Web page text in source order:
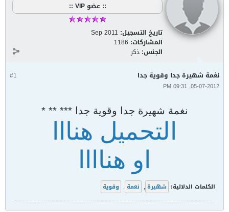
:: عضو VIP ::
تاريخ التسجيل: Sep 2011
المشاركات: 1186
الجنس: ذكر
#1 نغمة شهيرة جدا وقوية جدا
05-07-2012, 09:31 PM
نغمة شهيرة جدا وقوية جدا *** ** *
التحميل هنااا
او هناااا
الكلمات الدلالية: شهيرة , نعمة , وقوية